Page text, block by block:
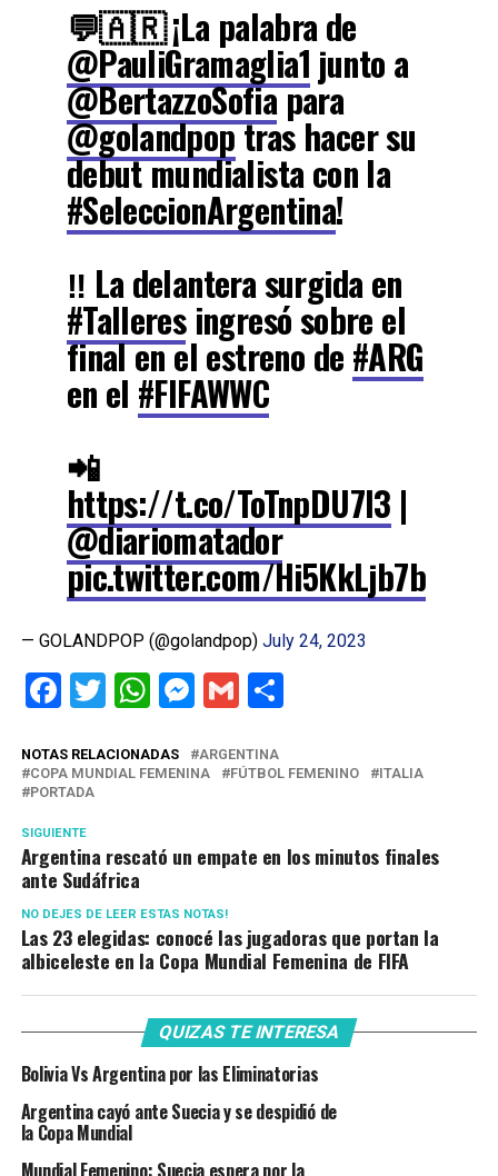
💬🇦🇷 ¡La palabra de
@PauliGramaglia1 junto a
@BertazzoSofiapara
@golandpoptras hacer su
debut mundialista con la
#SeleccionArgentina!
‼️ La delantera surgida en
#Talleresingresó sobre el
final en el estreno de #ARG
en el #FIFAWWC
📲
https://t.co/ToTnpDU7l3 |
@diariomatador
pic.twitter.com/Hi5KkLjb7b
— GOLANDPOP (@golandpop) July 24, 2023
Facebook
Twitter
WhatsApp
Messenger
GmailShare
NOTAS RELACIONADAS
ARGENTINA
COPA MUNDIAL FEMENINA
FÚTBOL FEMENINO
ITALIA
PORTADA
SIGUIENTE
Argentina rescató un empate en los minutos finales
ante Sudáfrica
NO DEJES DE LEER ESTAS NOTAS!
Las 23 elegidas: conocé las jugadoras que portan la
albiceleste en la Copa Mundial Femenina de FIFA
QUIZAS TE INTERESA
Bolivia Vs Argentina por las Eliminatorias
Argentina cayó ante Suecia y se despidió de
la Copa Mundial
Mundial Femenino: Suecia espera por la